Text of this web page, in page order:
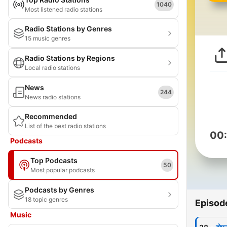
Most listened radio stations
1040
Radio Stations by Genres
15 music genres
Radio Stations by Regions
Local radio stations
News
News radio stations
244
Recommended
List of the best radio stations
Podcasts
Top Podcasts
Most popular podcasts
50
Podcasts by Genres
18 topic genres
Music